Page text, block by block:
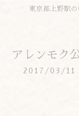
アレンモク
2017/03/11